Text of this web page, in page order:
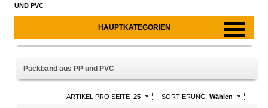
UND PVC
HAUPTKATEGORIEN
Packband aus PP und PVC
SORTIERUNG Wählen
ARTIKEL PRO SEITE 25